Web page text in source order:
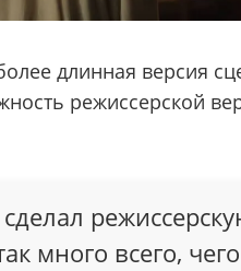
длинная версия
режиссерской
много всего,